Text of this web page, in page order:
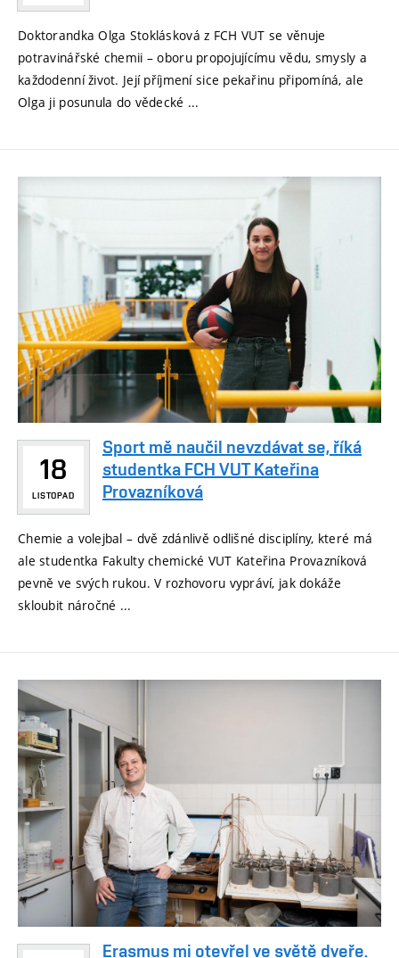
Doktorandka Olga Stoklásková z FCH VUT se věnuje
potravinářské chemii – oboru propojujícímu vědu, smysly a
každodenní život. Její příjmení sice pekařinu připomíná, ale
Olga ji posunula do vědecké ...
18
LISTOPAD
Sport mě naučil nevzdávat se, říká
studentka FCH VUT Kateřina
Provazníková
Chemie a volejbal – dvě zdánlivě odlišné disciplíny, které má
ale studentka Fakulty chemické VUT Kateřina Provazníková
pevně ve svých rukou. V rozhovoru vypráví, jak dokáže
skloubit náročné ...
Erasmus mi otevřel ve světě dveře.